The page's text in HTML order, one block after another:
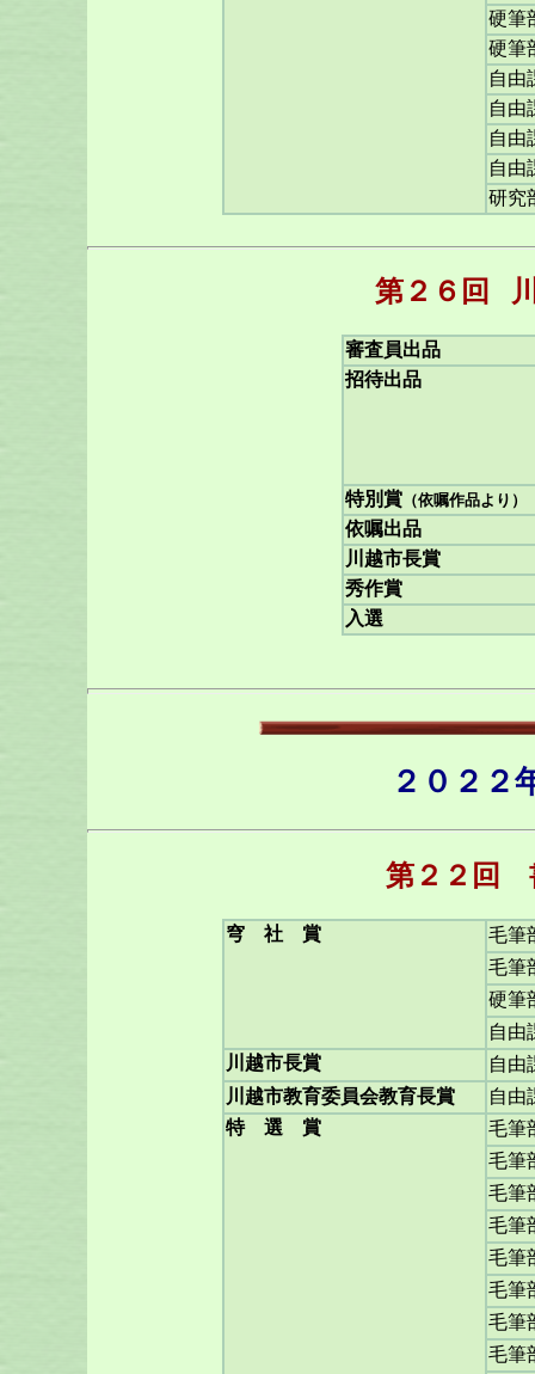
硬筆
硬筆
自由
自由
自由
自由
研究
第２６回
審査員出品
招待出品
特別賞 （依嘱作品より）
依嘱出品
川越市長賞
秀作賞
入選
２０２２
第２２回
穹 社 賞
毛筆
毛筆
硬筆
自由
川越市長賞
自由
川越市教育委員会教育長賞
自由
特 選 賞
毛筆
毛筆
毛筆
毛筆
毛筆
毛筆
毛筆
毛筆